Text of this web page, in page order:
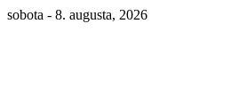
sobota - 8. augusta, 2026